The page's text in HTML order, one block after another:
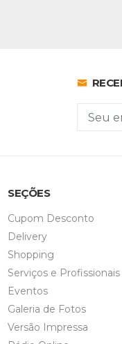
SEÇÕES
Cupom Desconto
Delivery
Shopping
Serviços e Profissionais
Eventos
Galeria de Fotos
Versão Impressa